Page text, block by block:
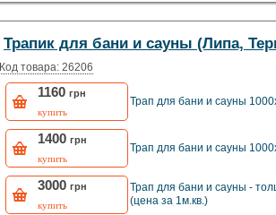
Трапик для бани и сауны (Липа,
Код товара: 26206
1160 грн
купить
Трап для бани и сауны
1400 грн
купить
Трап для бани и сауны
3000 грн
купить
Трап для бани и сауны -
(цена за 1м.кв.)